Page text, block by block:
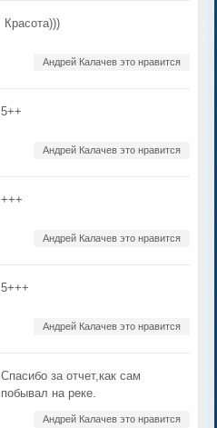
Красота)))
Андрей Калачев это нравится
5++
Андрей Калачев это нравится
+++
Андрей Калачев это нравится
5+++
Андрей Калачев это нравится
Спасибо за отчет,как сам
побывал на реке.
Андрей Калачев это нравится